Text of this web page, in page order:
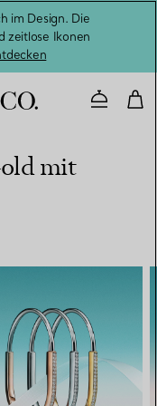
im Design. Die
zeitlose Ikonen
mit